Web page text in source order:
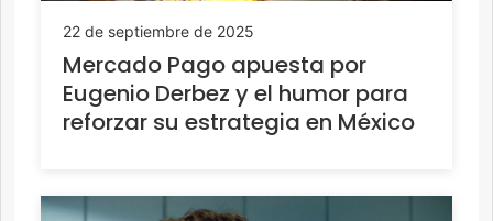
22 de septiembre de 2025
Mercado Pago apuesta por
Eugenio Derbez y el humor para
reforzar su estrategia en México